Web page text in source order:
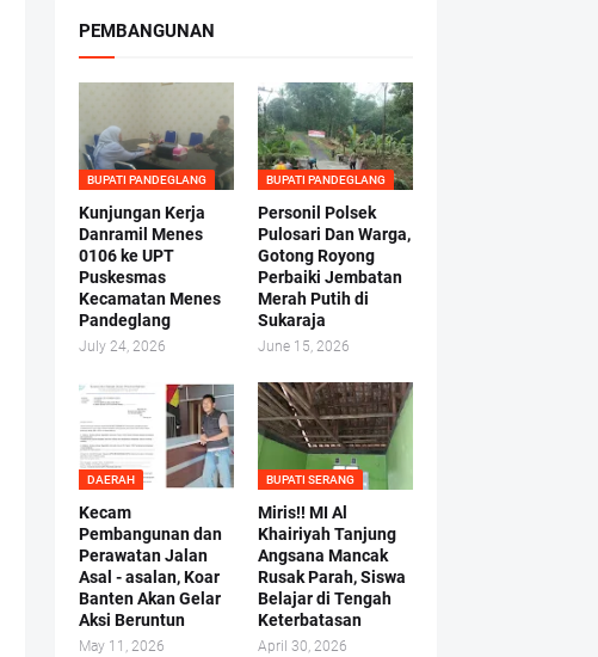
PEMBANGUNAN
BUPATI PANDEGLANG
Kunjungan Kerja
Danramil Menes
0106 ke UPT
Puskesmas
Kecamatan Menes
Pandeglang
July 24, 2026
BUPATI PANDEGLANG
Personil Polsek
Pulosari Dan Warga,
Gotong Royong
Perbaiki Jembatan
Merah Putih di
Sukaraja
June 15, 2026
DAERAH
Kecam
Pembangunan dan
Perawatan Jalan
Asal - asalan, Koar
Banten Akan Gelar
Aksi Beruntun
May 11, 2026
BUPATI SERANG
Miris!! MI Al
Khairiyah Tanjung
Angsana Mancak
Rusak Parah, Siswa
Belajar di Tengah
Keterbatasan
April 30, 2026